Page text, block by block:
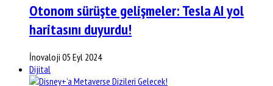
Otonom sürüşte gelişmeler: Tesla AI yol
haritasını duyurdu!
İnovaloji 05 Eyl 2024
Dijital